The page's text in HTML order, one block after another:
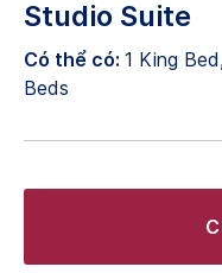
Studio Suite
Có thể có: 1 King
Beds